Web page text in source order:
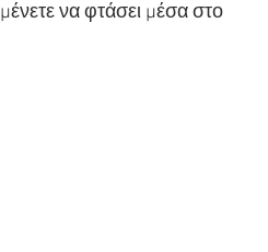
να φτάσει μέσα στο